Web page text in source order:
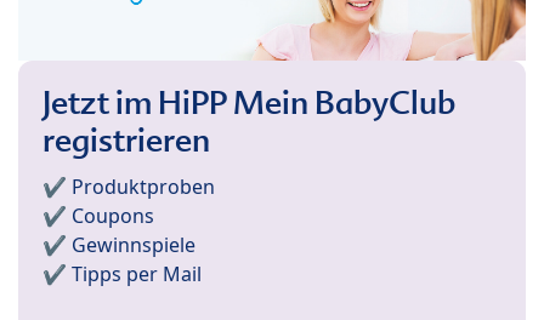
Jetzt im HiPP Mein BabyClub
registrieren
✔️ Produktproben
✔️ Coupons
✔️ Gewinnspiele
✔️ Tipps per Mail